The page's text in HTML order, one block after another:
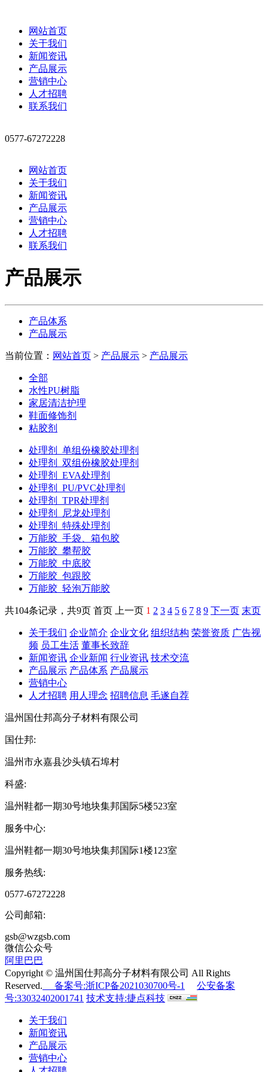
网站首页
关于我们
新闻资讯
产品展示
营销中心
人才招聘
联系我们
0577-67272228
网站首页
关于我们
新闻资讯
产品展示
营销中心
人才招聘
联系我们
产品展示
产品体系
产品展示
当前位置： 网站首页 > 产品展示 > 产品展示
全部
水性PU树脂
家居清洁护理
鞋面修饰剂
粘胶剂
处理剂
单组份橡胶处理剂
处理剂
双组份橡胶处理剂
处理剂
EVA处理剂
处理剂
PU/PVC处理剂
处理剂
TPR处理剂
处理剂
尼龙处理剂
处理剂
特殊处理剂
万能胶 手袋、箱包胶
万能胶 攀帮胶
万能胶 中底胶
万能胶 包跟胶
万能胶 轻泡万能胶
共104条记录，共9页 首页 上一页 1 2 3 4 5 6 7 8 9 下一页 末页
关于我们 企业简介 企业文化 组织结构 荣誉资质 广告视
频 员工生活 董事长致辞
新闻资讯 企业新闻 行业资讯 技术交流
产品展示 产品体系 产品展示
营销中心
人才招聘 用人理念 招聘信息 毛遂自荐
温州国仕邦高分子材料有限公司
国仕邦:
温州市永嘉县沙头镇石埠村
科盛:
温州鞋都一期30号地块集邦国际5楼523室
服务中心:
温州鞋都一期30号地块集邦国际1楼123室
服务热线:
0577-67272228
公司邮箱:
gsb@wzgsb.com
微信公众号
阿里巴巴
Copyright © 温州国仕邦高分子材料有限公司 All Rights
Reserved. 备案号:浙ICP备2021030700号-1
公安备案
号:33032402001741 技术支持:捷点科技
关于我们
新闻资讯
产品展示
营销中心